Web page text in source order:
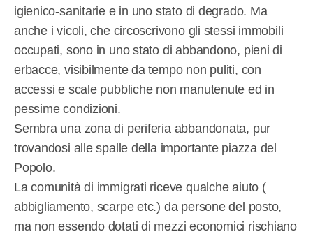
igienico-sanitarie e in uno stato di degrado. Ma
anche i vicoli, che circoscrivono gli stessi immobili
occupati, sono in uno stato di abbandono, pieni di
erbacce, visibilmente da tempo non puliti, con
accessi e scale pubbliche non manutenute ed in
pessime condizioni.
Sembra una zona di periferia abbandonata, pur
trovandosi alle spalle della importante piazza del
Popolo.
La comunità di immigrati riceve qualche aiuto (
abbigliamento, scarpe etc.) da persone del posto,
ma non essendo dotati di mezzi economici rischiano